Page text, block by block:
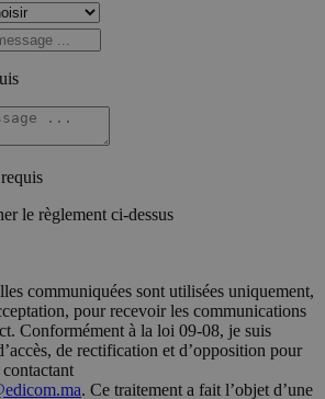
le règlement ci-dessus
communiquées sont utilisées uniquement,
pour recevoir les communications
Conformément à la loi 09-08, je suis
de rectification et d’opposition pour
. Ce traitement a fait l’objet d’une